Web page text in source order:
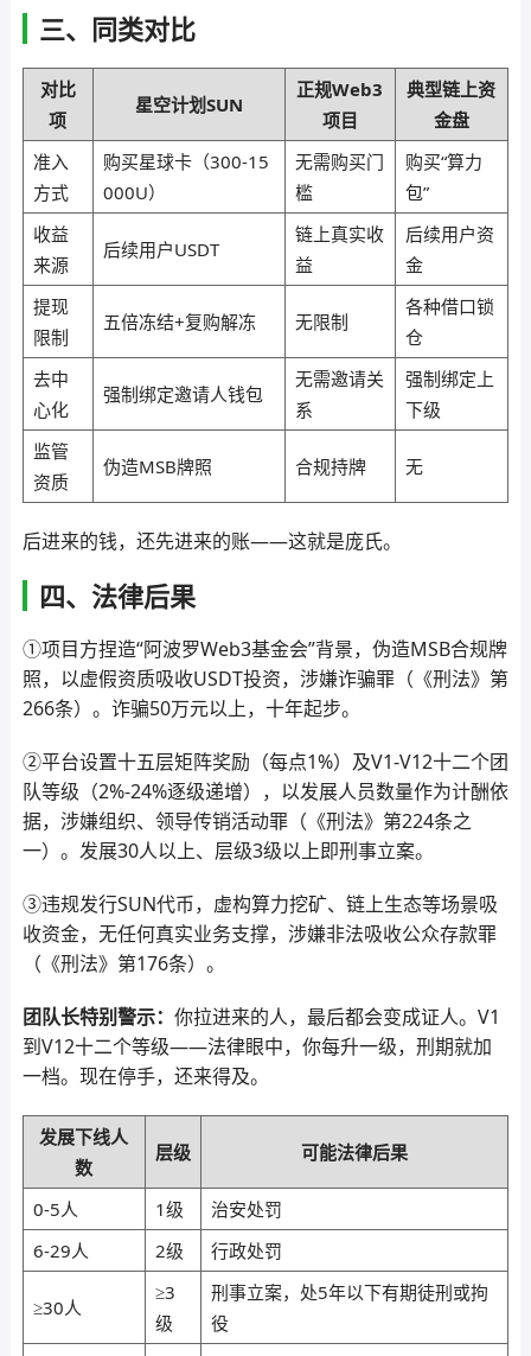
三、同类对比
对比
项
星空计划SUN
正规Web3
项目
典型链上资
金盘
准入
方式
购买星球卡（300-15
000U）
无需购买门
槛
购买“算力
包”
收益
来源
后续用户USDT
链上真实收
益
后续用户资
金
提现
限制
五倍冻结+复购解冻 无限制
各种借口锁
仓
去中
心化
强制绑定邀请人钱包
无需邀请关
系
强制绑定上
下级
监管
资质
伪造MSB牌照 合规持牌 无
后进来的钱，还先进来的账——这就是庞氏。
四、法律后果
①项目方捏造“阿波罗Web3基金会”背景，伪造MSB合规牌
照，以虚假资质吸收USDT投资，涉嫌诈骗罪（《刑法》第
266条）。诈骗50万元以上，十年起步。
②平台设置十五层矩阵奖励（每点1%）及V1-V12十二个团
队等级（2%-24%逐级递增），以发展人员数量作为计酬依
据，涉嫌组织、领导传销活动罪（《刑法》第224条之
一）。发展30人以上、层级3级以上即刑事立案。
③违规发行SUN代币，虚构算力挖矿、链上生态等场景吸
收资金，无任何真实业务支撑，涉嫌非法吸收公众存款罪
（《刑法》第176条）。
团队长特别警示： 你拉进来的人，最后都会变成证人。V1
到V12十二个等级——法律眼中，你每升一级，刑期就加
一档。现在停手，还来得及。
发展下线人
数
层级 可能法律后果
0-5人 1级
治安处罚
6-29人
2级 行政处罚
≥30人
≥3
级
刑事立案，处5年以下有期徒刑或拘
役